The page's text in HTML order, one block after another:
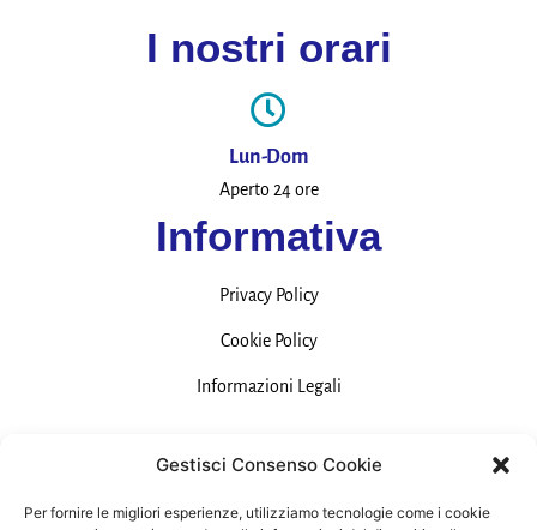
Gestisci Consenso Cookie
Per fornire le migliori esperienze, utilizziamo tecnologie come i cookie
I nostri orari
Lun-Dom
Aperto 24 ore
Informativa
Privacy Policy
Cookie Policy
Informazioni Legali
Contatti